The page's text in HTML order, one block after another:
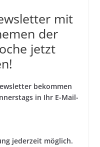
mit
der
jetzt
bekommen
in Ihr E-Mail-
jederzeit möglich.